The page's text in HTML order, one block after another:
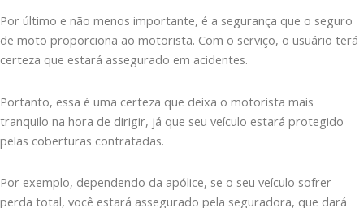
Por último e não menos importante, é a segurança que o seguro
de moto proporciona ao motorista. Com o serviço, o usuário terá
certeza que estará assegurado em acidentes.
Portanto, essa é uma certeza que deixa o motorista mais
tranquilo na hora de dirigir, já que seu veículo estará protegido
pelas coberturas contratadas.
Por exemplo, dependendo da apólice, se o seu veículo sofrer
perda total, você estará assegurado pela seguradora, que dará